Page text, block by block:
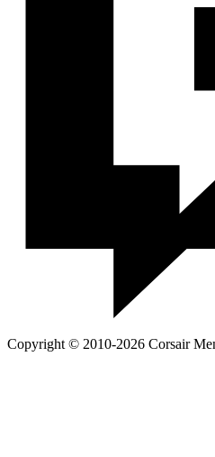
Copyright © 2010-2026 Corsair